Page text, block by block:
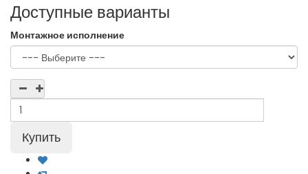
Доступные варианты
Монтажное исполнение